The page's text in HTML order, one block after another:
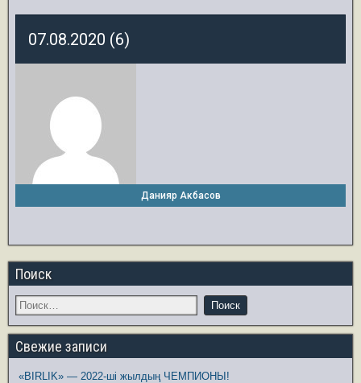
07.08.2020 (6)
Данияр Акбасов
Поиск
Свежие записи
«BIRLIK» — 2022-ші жылдың ЧЕМПИОНЫ!